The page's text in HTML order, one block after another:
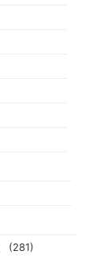
(281)